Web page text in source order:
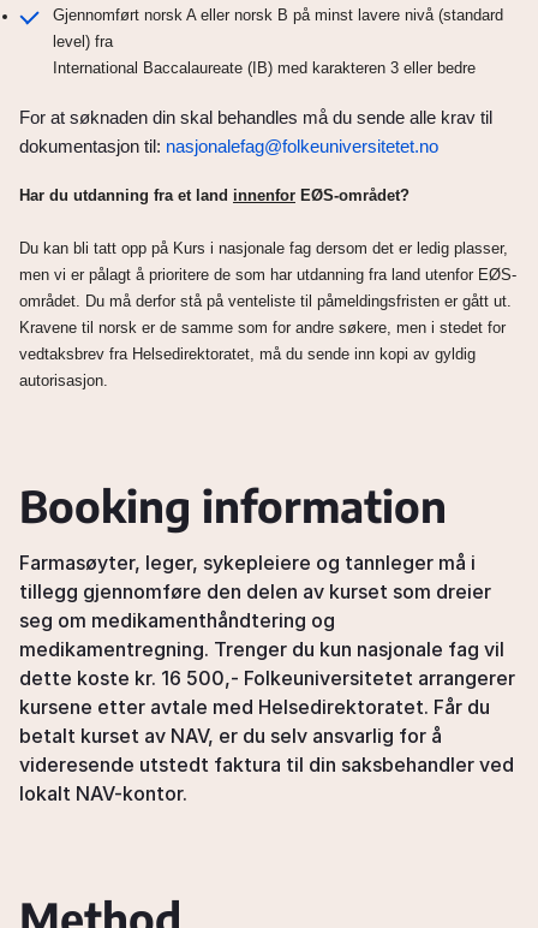
Gjennomført norsk A eller norsk B på minst lavere nivå (standard
level) fra
International Baccalaureate (IB) med karakteren 3 eller bedre
For at søknaden din skal behandles må du sende alle krav til
dokumentasjon til: nasjonalefag@folkeuniversitetet.no
Har du utdanning fra et land innenfor EØS-området?
Du kan bli tatt opp på Kurs i nasjonale fag dersom det er ledig plasser,
men vi er pålagt å prioritere de som har utdanning fra land utenfor EØS-
området. Du må derfor stå på venteliste til påmeldingsfristen er gått ut.
Kravene til norsk er de samme som for andre søkere, men i stedet for
vedtaksbrev fra Helsedirektoratet, må du sende inn kopi av gyldig
autorisasjon.
Booking information
Farmasøyter, leger, sykepleiere og tannleger må i
tillegg gjennomføre den delen av kurset som dreier
seg om medikamenthåndtering og
medikamentregning. Trenger du kun nasjonale fag vil
dette koste kr. 16 500,- Folkeuniversitetet arrangerer
kursene etter avtale med Helsedirektoratet. Får du
betalt kurset av NAV, er du selv ansvarlig for å
videresende utstedt faktura til din saksbehandler ved
lokalt NAV-kontor.